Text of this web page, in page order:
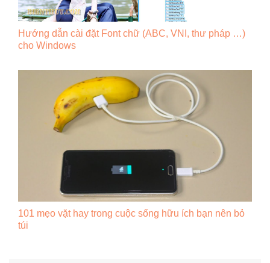
Hướng dẫn cài đặt Font chữ (ABC, VNI, thư pháp …)
cho Windows
101 mẹo vặt hay trong cuộc sống hữu ích bạn nên bỏ
túi